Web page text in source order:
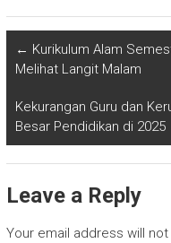
← Kurikulum Alam
Melihat Langit Malam
Kekurangan Guru dan
Besar Pendidikan di 2025
Leave a Reply
Your email address will